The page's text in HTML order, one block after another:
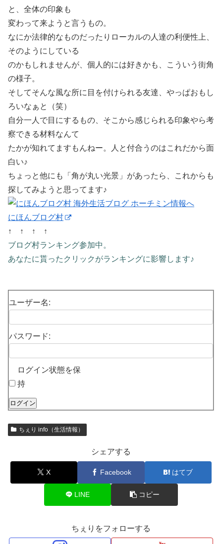
と、全体の印象も
変わって来ようと言うもの。
なにか法律的なものだったりローカルの人達の利便性上、
そのようにしている
のかもしれませんが、個人的には好きかも、こういう街角
の様子。
そしてそんな風な所に目を付けられる友達、やっぱおもし
ろいなぁと（笑）
自分一人で目にするもの、そこから感じられる印象やら考
察できる材料なんて
たかが知れてますもんねー。人と付合うのはこれだから面
白い♪
ちょっと他にも「角が丸い光景」があったら、これからも
探してみようと思ってます♪
にほんブログ村
↑ ↑ ↑ ↑
ブログ村ランキング参加中。
あなたに貰ったクリックがランキングに影響します♪
ユーザー名:
パスワード:
ログイン状態を保
持
ログイン
ちぇり info（生活情報）
シェアする
X Facebook はてブ
LINE コピー
ちぇりをフォローする